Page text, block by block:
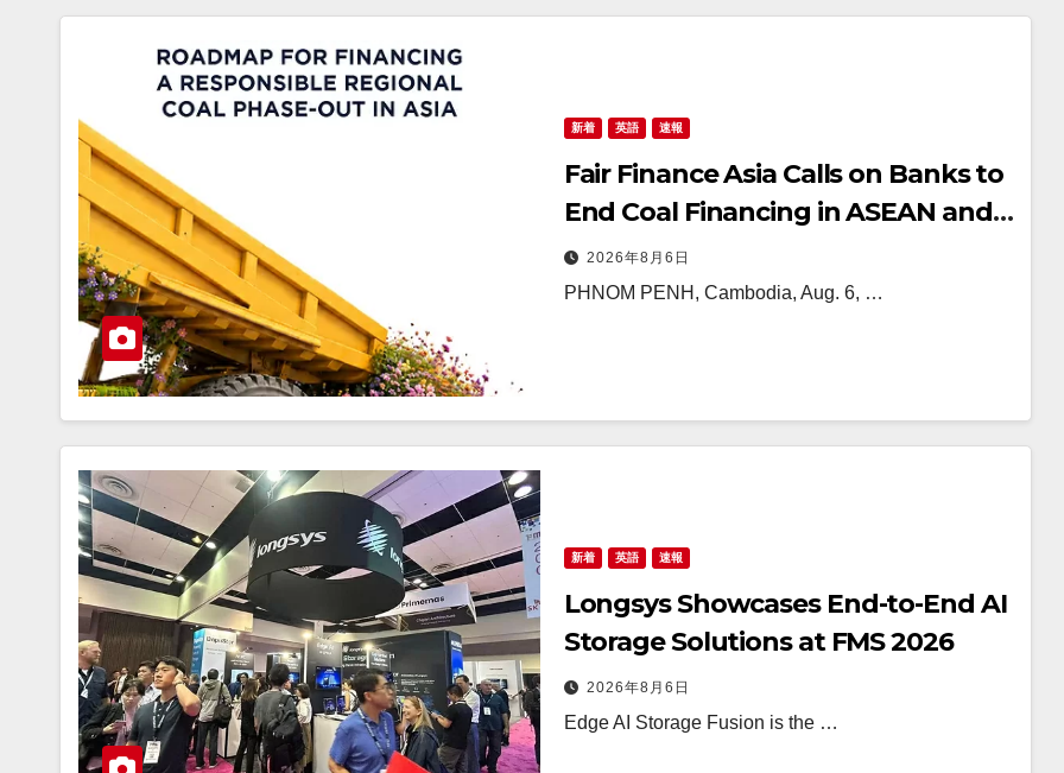
新着 英語 速報
Fair Finance Asia Calls on Banks to
End Coal Financing in ASEAN and
Strengthen Social Safeguards
2026年8月6日
PHNOM PENH, Cambodia, Aug. 6, …
新着 英語 速報
Longsys Showcases End-to-End AI
Storage Solutions at FMS 2026
2026年8月6日
Edge AI Storage Fusion is the …